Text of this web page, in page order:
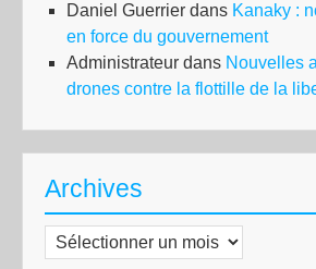
Daniel Guerrier dans Kanaky :
en force du gouvernement
Administrateur dans Nouvelles
drones contre la flottille de la
Archives
Archives